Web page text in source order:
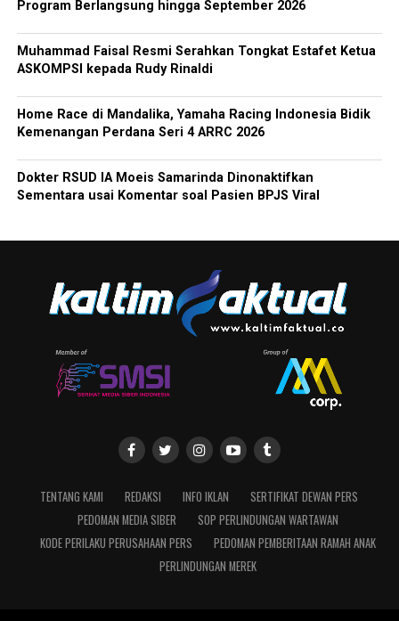
Program Berlangsung hingga September 2026
Muhammad Faisal Resmi Serahkan Tongkat Estafet Ketua
ASKOMPSI kepada Rudy Rinaldi
Home Race di Mandalika, Yamaha Racing Indonesia Bidik
Kemenangan Perdana Seri 4 ARRC 2026
Dokter RSUD IA Moeis Samarinda Dinonaktifkan
Sementara usai Komentar soal Pasien BPJS Viral
TENTANG KAMI REDAKSI INFO IKLAN
SERTIFIKAT DEWAN PERS
PEDOMAN MEDIA SIBER
SOP PERLINDUNGAN WARTAWAN
KODE PERILAKU PERUSAHAAN PERS
PEDOMAN PEMBERITAAN RAMAH ANAK
PERLINDUNGAN MEREK